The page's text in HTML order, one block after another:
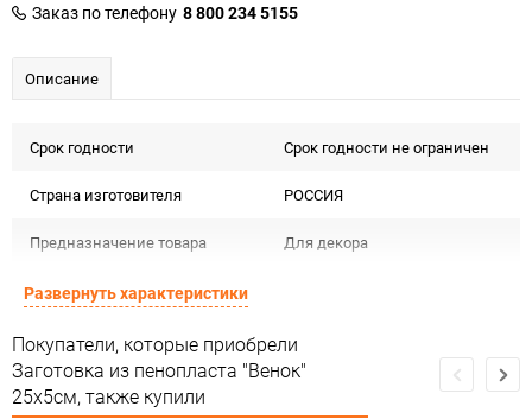
Заказ по телефону 8 800 234 5155
Описание
Срок годности Срок годности не ограничен
Страна изготовителя РОССИЯ
Предназначение товара Для декора
Сертификация
Особые условия
Сухое, проветриваемое
помещение
Минимальное количество
Развернуть характеристики
Покупатели, которые приобрели
Заготовка из пенопласта "Венок"
25х5см, также купили